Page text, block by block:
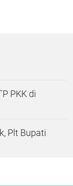
PKK di
Plt Bupati